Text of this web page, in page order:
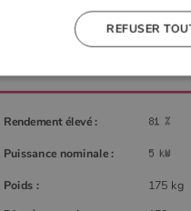
Rendement élevé :
Puissance nominale :
Poids : 175 kg
REFUSER
des fonctionnalités de base du site
pas être utilisé correctement sans les